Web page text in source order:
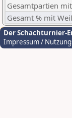
Gesamtpartien
Gesamt % mit
Der Schachturnier-
Impressum /